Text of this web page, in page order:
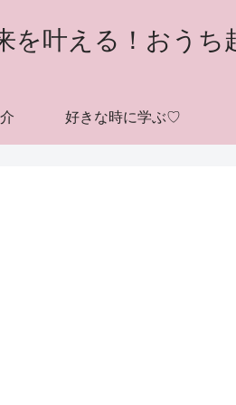
叶える！おうち
好きな時に学ぶ♡